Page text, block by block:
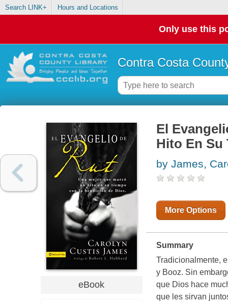
Search LINK+ Hours and Locations
Only use this
Contra Costa
eBook
El
Hito En Su
by James,
More Options
Summary
Tradicionalmente,
y Booz. Sin
que Dios hace
que les sirvan